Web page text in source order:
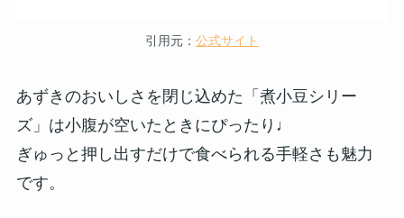
引用元： 公式サイト
あずきのおいしさを閉じ込めた「煮小豆シリー
ズ」は小腹が空いたときにぴったり♩
ぎゅっと押し出すだけで食べられる手軽さも魅力
です。